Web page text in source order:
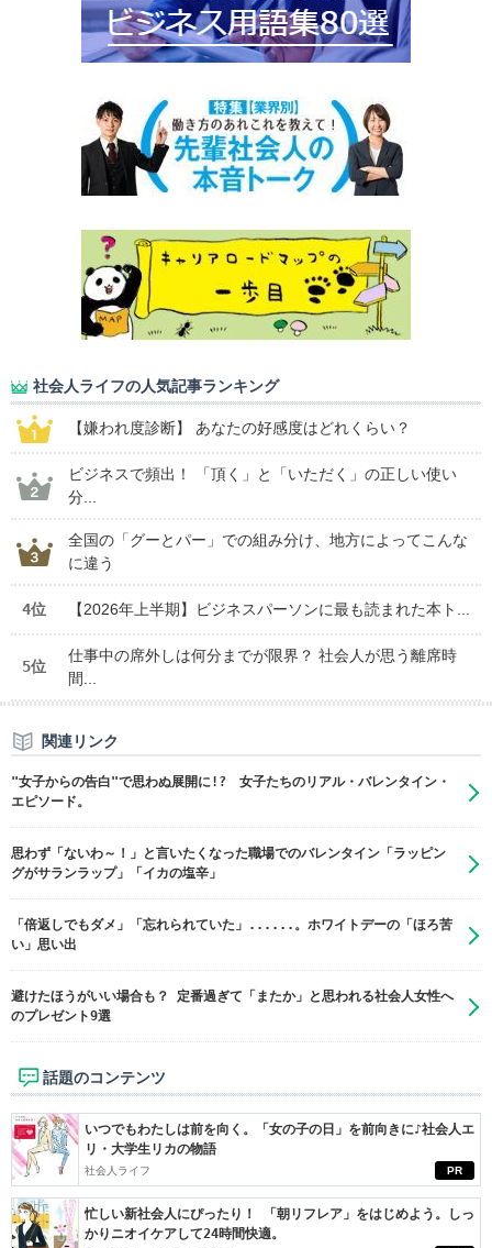
社会人ライフの人気記事ランキング
【嫌われ度診断】 あなたの好感度はどれくらい？
ビジネスで頻出！ 「頂く」と「いただく」の正しい使い
分...
全国の「グーとパー」での組み分け、地方によってこんな
に違う
4位 【2026年上半期】ビジネスパーソンに最も読まれた本ト...
5位
仕事中の席外しは何分までが限界？ 社会人が思う離席時
間...
関連リンク
"女子からの告白"で思わぬ展開に!? 女子たちのリアル・バレンタイン・
エピソード。
思わず「ないわ～！」と言いたくなった職場でのバレンタイン「ラッピン
グがサランラップ」「イカの塩辛」
「倍返しでもダメ」「忘れられていた」......。ホワイトデーの「ほろ苦
い」思い出
避けたほうがいい場合も？ 定番過ぎて「またか」と思われる社会人女性へ
のプレゼント9選
話題のコンテンツ
PR
いつでもわたしは前を向く。「女の子の日」を前向きに♪社会人エ
リ・大学生リカの物語
社会人ライフ
忙しい新社会人にぴったり！ 「朝リフレア」をはじめよう。しっ
かりニオイケアして24時間快適。